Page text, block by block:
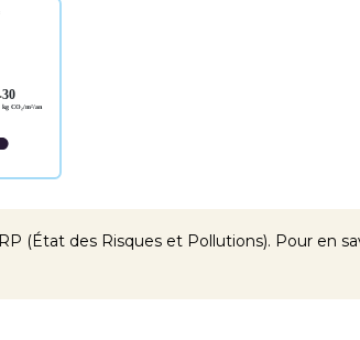
(État des Risques et Pollutions). Pour en